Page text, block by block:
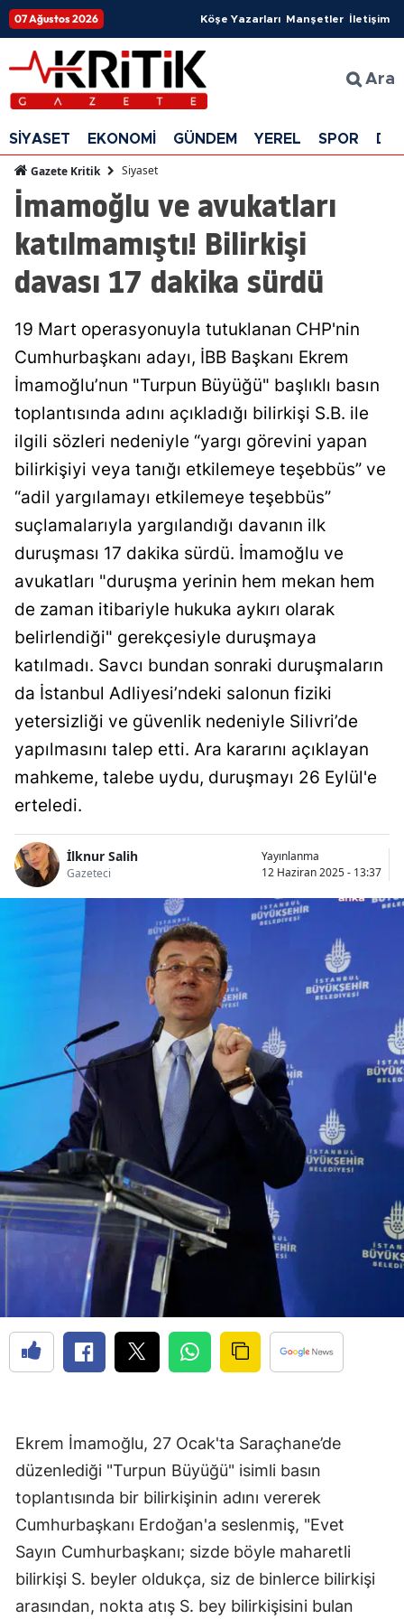
07 Ağustos 2026 Köşe Yazarları Manşetler İletişim
Ara
SİYASET EKONOMİ GÜNDEM YEREL SPOR
Gazete Kritik Siyaset
İmamoğlu ve avukatları
katılmamıştı! Bilirkişi
davası 17 dakika sürdü
19 Mart operasyonuyla tutuklanan CHP'nin
Cumhurbaşkanı adayı, İBB Başkanı Ekrem
İmamoğlu’nun "Turpun Büyüğü" başlıklı basın
toplantısında adını açıkladığı bilirkişi S.B. ile
ilgili sözleri nedeniyle “yargı görevini yapan
bilirkişiyi veya tanığı etkilemeye teşebbüs” ve
“adil yargılamayı etkilemeye teşebbüs”
suçlamalarıyla yargılandığı davanın ilk
duruşması 17 dakika sürdü. İmamoğlu ve
avukatları "duruşma yerinin hem mekan hem
de zaman itibariyle hukuka aykırı olarak
belirlendiği" gerekçesiyle duruşmaya
katılmadı. Savcı bundan sonraki duruşmaların
da İstanbul Adliyesi’ndeki salonun fiziki
yetersizliği ve güvenlik nedeniyle Silivri’de
yapılmasını talep etti. Ara kararını açıklayan
mahkeme, talebe uydu, duruşmayı 26 Eylül'e
erteledi.
İlknur Salih
Gazeteci
Yayınlanma
12 Haziran 2025 - 13:37
Ekrem İmamoğlu, 27 Ocak'ta Saraçhane’de
düzenlediği "Turpun Büyüğü" isimli basın
toplantısında bir bilirkişinin adını vererek
Cumhurbaşkanı Erdoğan'a seslenmiş, "Evet
Sayın Cumhurbaşkanı; sizde böyle maharetli
bilirkişi S. beyler oldukça, siz de binlerce bilirkişi
arasından, nokta atış S. bey bilirkişisini bulan